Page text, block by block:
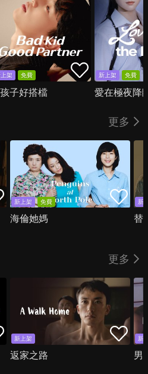
上架 免費
子好搭檔
新上架 免費
愛在極夜降
更多
新上架 免費
海倫她媽
新
替
更多
新上架
返家之路
新
男